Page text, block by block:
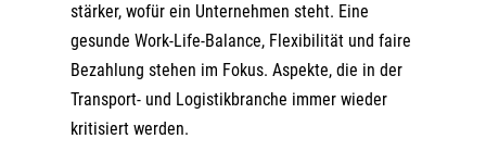
stärker, wofür ein Unternehmen steht. Eine
gesunde Work-Life-Balance, Flexibilität und faire
Bezahlung stehen im Fokus. Aspekte, die in der
Transport- und Logistikbranche immer wieder
kritisiert werden.